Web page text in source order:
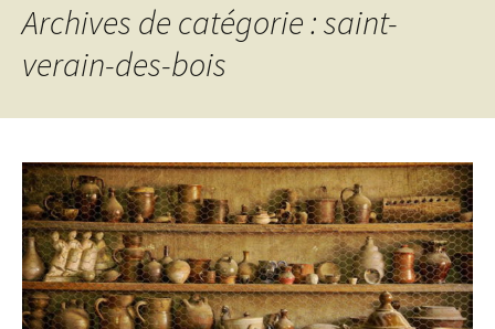
Archives de catégorie : saint-
verain-des-bois